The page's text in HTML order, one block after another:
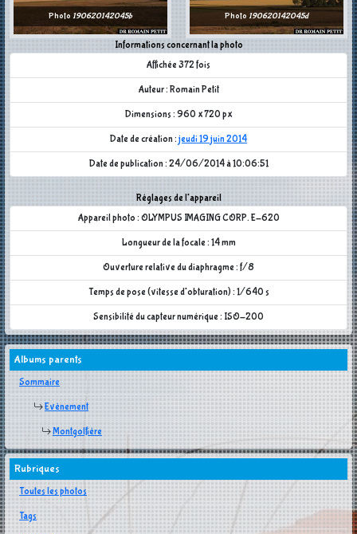
Photo 190620142045b
Informations concernant la photo
Affichée 372 fois
Auteur : Romain Petit
Dimensions : 960 x 720 px
Date de création : jeudi 19 juin 2014
Date de publication : 24/06/2014 à 10:06:51
Réglages de l'appareil
Appareil photo : OLYMPUS IMAGING CORP. E-620
Longueur de la focale : 14 mm
Ouverture relative du diaphragme : f/8
Temps de pose (vitesse d'obturation) : 1/640 s
Sensibilité du capteur numérique : ISO-200
Photo 190620142045d
Albums parents
Sommaire
Evènement
Montgolfière
Rubriques
Toutes les photos
Tags